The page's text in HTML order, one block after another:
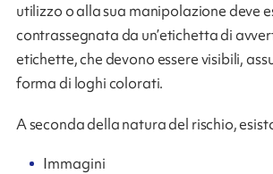
utilizzo o alla sua manipolazione deve
contrassegnata da un’etichetta di
etichette, che devono essere visibili,
forma di loghi colorati.
A seconda della natura del rischio,
Immagini